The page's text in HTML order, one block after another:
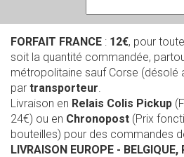
FORFAIT FRANCE : 12€, pour
soit la quantité commandée,
métropolitaine sauf Corse (désolé
par transporteur.
Livraison en Relais Colis Pickup
24€) ou en Chronopost (Prix
bouteilles) pour des commandes
LIVRAISON EUROPE - BELGIQUE,